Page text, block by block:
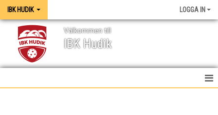
IBK HUDIK LOGGA IN
IBK Hudik
Välkommen till